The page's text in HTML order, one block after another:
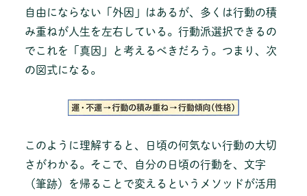
自由にならない「外因」はあるが、多くは行動の積
み重ねが人生を左右している。行動派選択できるの
でこれを「真因」と考えるべきだろう。つまり、次
の図式になる。
このように理解すると、日頃の何気ない行動の大切
さがわかる。そこで、自分の日頃の行動を、文字
（筆跡）を帰ることで変えるというメソッドが活用